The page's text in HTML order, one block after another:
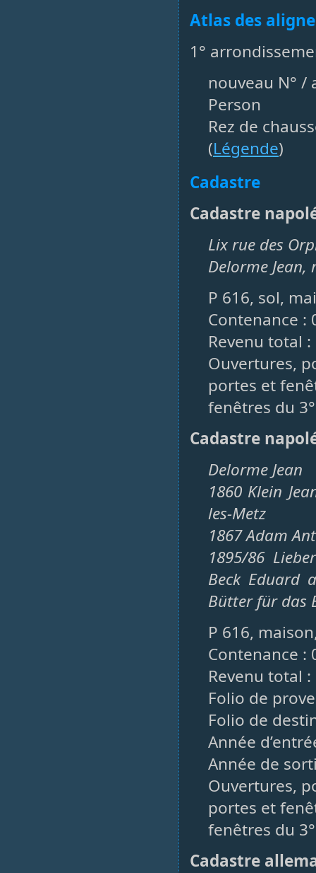
Atlas des
1°
nouveau N° /
Person
Rez de
(Légende)
Cadastre
Cadastre
Lix rue des
Delorme Jean,
P 616, sol,
Contenance :
Revenu total
Ouvertures,
portes et
fenêtres du
Cadastre
Delorme Jean
1860 Klein
les-Metz
1867 Adam
1895/86
Beck Eduard
Bütter für das
P 616,
Contenance :
Revenu total
Folio de
Folio de
Année
Année de
Ouvertures,
portes et
fenêtres du
Cadastre